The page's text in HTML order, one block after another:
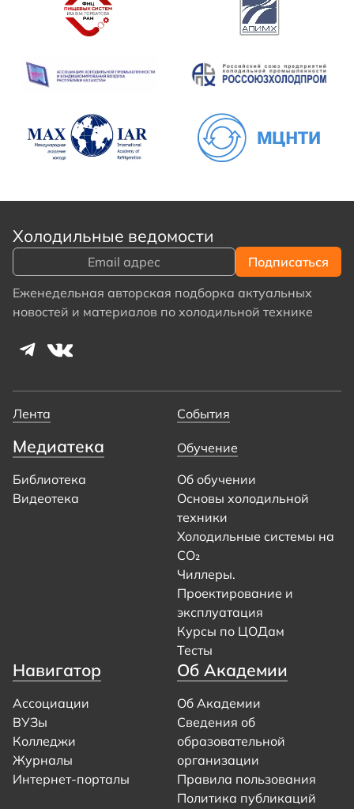
Холодильные ведомости
Еженедельная авторская подборка актуальных
новостей и материалов по холодильной технике
Лента События
Медиатека
Библиотека
Видеотека
Обучение
Об обучении
Основы холодильной
техники
Холодильные системы на
CO₂
Чиллеры.
Проектирование и
эксплуатация
Курсы по ЦОДам
Тесты
Навигатор
Ассоциации
ВУЗы
Колледжи
Журналы
Интернет-порталы
Об Академии
Об Академии
Сведения об
образовательной
организации
Правила пользования
Политика публикаций